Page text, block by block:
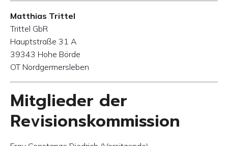
Matthias Trittel
Trittel GbR
Hauptstraße 31 A
39343 Hohe Börde
OT Nordgermersleben
Mitglieder der
Revisionskommission